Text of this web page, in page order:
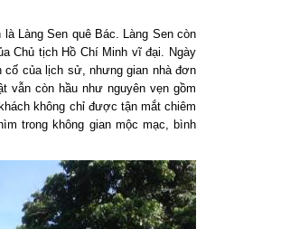
Làng Sen quê Bác. Làng Sen còn
Chủ tịch Hồ Chí Minh vĩ đại. Ngày
của lịch sử, nhưng gian nhà đơn
còn hầu như nguyên vẹn gồm
không chỉ được tận mắt chiêm
trong không gian mộc mạc, bình